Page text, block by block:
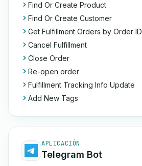
Find Or Create Product
Find Or Create Customer
Get Fulfillment Orders by Order ID
Cancel Fulfillment
Close Order
Re-open order
Fulfillment Tracking Info Update
Add New Tags
APLICACIÓN
Telegram Bot